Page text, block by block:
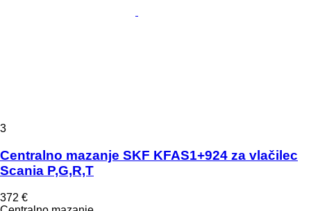
3
Centralno mazanje SKF KFAS1+924 za vlačilec
Scania P,G,R,T
372 €